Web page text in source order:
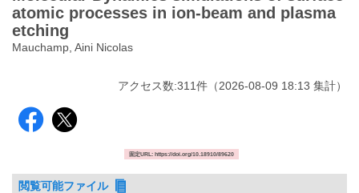
atomic processes in ion-beam and plasma
etching
Mauchamp, Aini Nicolas
アクセス数:311件 （2026-08-09 18:13 集計）
固定URL: https://doi.org/10.18910/89620
閲覧可能ファイル